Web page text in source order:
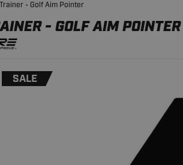
- GOLF AIM POINTER
- Golf Aim Pointer
SALE